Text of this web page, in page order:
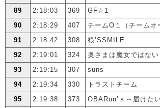
89
2:18:03 369
GF☆1
90
2:18:29 407
チームO１（チームオ
91
2:18:42 308
根’SSMILE
92
2:19:01 324
奥さまは魔女ではない
93
2:19:15 307
suns
94
2:19:34 330
トラストチーム
95
2:19:38 373
OBARun’ｓ～届けた